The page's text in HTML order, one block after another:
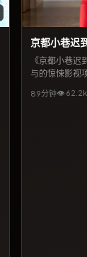
京都小巷迟
《京都小巷迟
与的惊悚影视
然事件中彼此
89分钟👁 62.2k